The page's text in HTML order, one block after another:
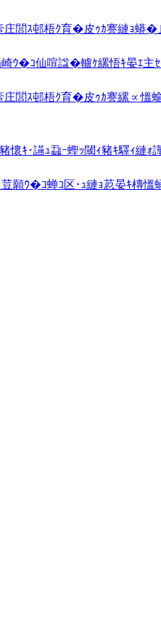
閭ｽ邨梧ｸ育�皮ｩｶ謇縺ｮ蟒
�ｺ仙喧諡�轤ｹ縲悟ｷ晏ｴ主ｾ
閭ｽ邨梧ｸ育�皮ｩｶ謇縲∝慍
ｷ･讌ｭ蝨ｰ蟶ｯ閾ｨ豬ｷ驛ｨ縺
ｳ�ｺ蝉ｺ区･ｭ縺ｮ荵晏ｷ槫慍